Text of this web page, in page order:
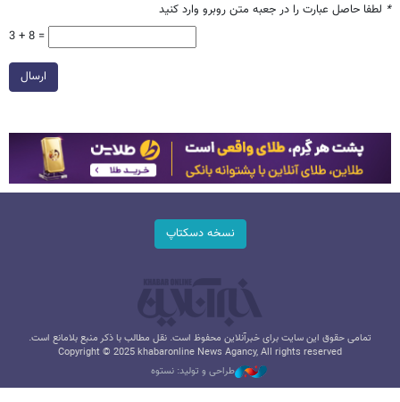
* لطفا حاصل عبارت را در جعبه متن روبرو وارد کنید
3 + 8 =
ارسال
نسخه دسکتاپ
تمامی حقوق این سایت برای خبرآنلاین محفوظ است. نقل مطالب با ذکر منبع بلامانع است.
Copyright © 2025 khabaronline News Agancy, All rights reserved
طراحی و تولید: نستوه